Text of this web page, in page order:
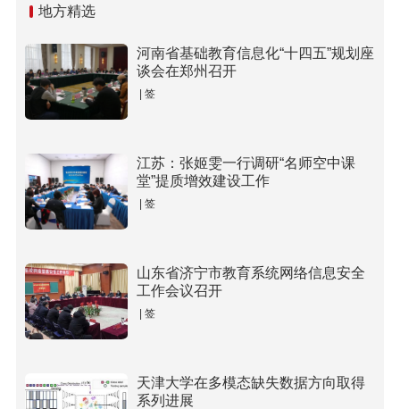
地方精选
河南省基础教育信息化“十四五”规划座
谈会在郑州召开
| 签
江苏：张姬雯一行调研“名师空中课
堂”提质增效建设工作
| 签
山东省济宁市教育系统网络信息安全
工作会议召开
| 签
天津大学在多模态缺失数据方向取得
系列进展